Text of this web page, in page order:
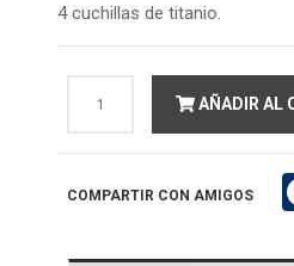
4 cuchillas de titanio.
Ufesa
Vario
AÑADIR AL
COMPARTIR CON AMIGOS